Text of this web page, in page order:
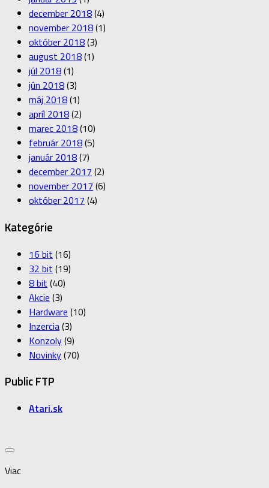
december 2018(4)
november 2018(1)
október 2018(3)
august 2018(1)
júl 2018(1)
jún 2018(3)
máj 2018(1)
apríl 2018(2)
marec 2018(10)
február 2018(5)
január 2018(7)
december 2017 (2)
november 2017 (6)
október 2017 (4)
Kategórie
16 bit (16)
32 bit (19)
8 bit (40)
Akcie (3)
Hardware (10)
Inzercia(3)
Konzoly(9)
Novinky(70)
Public FTP
Atari.sk
Viac